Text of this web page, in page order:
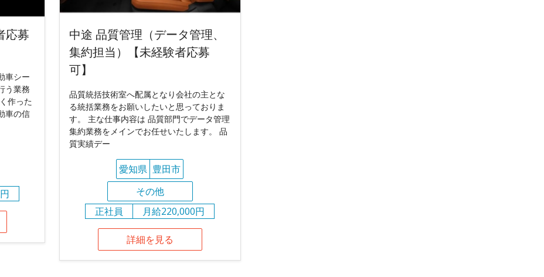
応募
車シー
う業務
作った
車の信
中途 品質管理（データ管理、
集約担当）【未経験者応募
可】
品質統括技術室へ配属となり会社の主とな
る統括業務をお願いしたいと思っておりま
す。 主な仕事内容は 品質部門でデータ管理
集約業務をメインでお任せいたします。 品
質実績デー
愛知県 豊田市
その他
正社員
月給220,000円
詳細を見る